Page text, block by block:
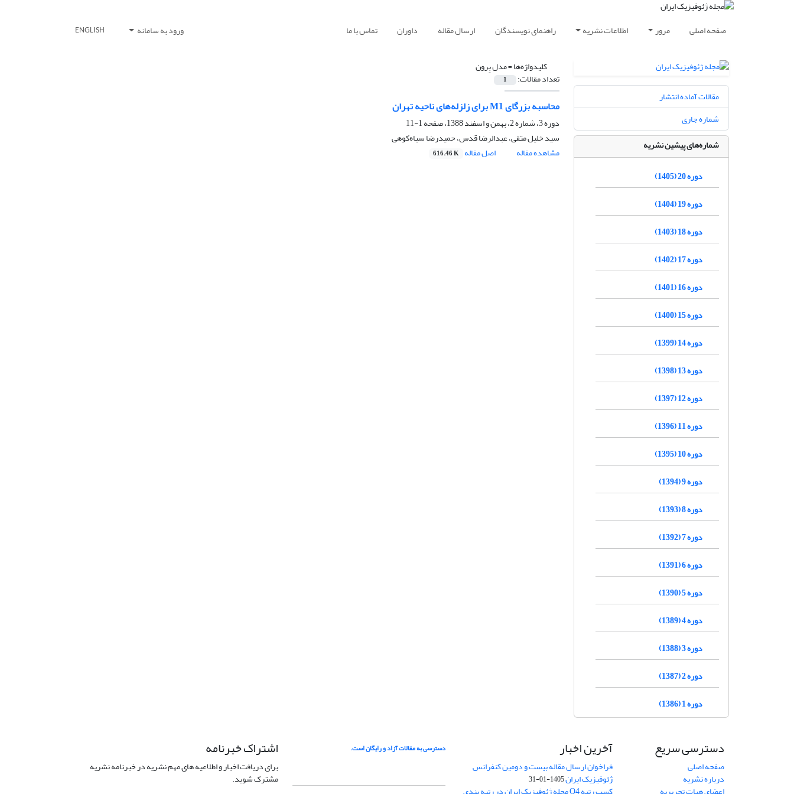
صفحه اصلی مرور اطلاعات نشریه راهنمای نویسندگان ارسال مقاله داوران تماس با ما ورود به سامانه ENGLISH
کلیدواژه‌ها =مدل بِرون
تعداد مقالات: 1
محاسبه بزرگای M1 برای زلزله‌های ناحیه تهران
دوره 3، شماره 2، بهمن و اسفند 1388، صفحه
1-11
سید خلیل متقی، عبدالرضا قدس، حمیدرضا سیاه‌کوهی
مشاهده مقاله
اصل مقاله 616.46 K
مقالات آماده انتشار
شماره جاری
شماره‌های پیشین نشریه
دوره 20 (1405)
دوره 19 (1404)
دوره 18 (1403)
دوره 17 (1402)
دوره 16 (1401)
دوره 15 (1400)
دوره 14 (1399)
دوره 13 (1398)
دوره 12 (1397)
دوره 11 (1396)
دوره 10 (1395)
دوره 9 (1394)
دوره 8 (1393)
دوره 7 (1392)
دوره 6 (1391)
دوره 5 (1390)
دوره 4 (1389)
دوره 3 (1388)
دوره 2 (1387)
دوره 1 (1386)
دسترسی سریع
صفحه اصلی
درباره نشریه
آخرین اخبار
فراخوان ارسال مقاله بیست و دومین کنفرانس
ژئوفیزیک ایران1405-01-31
دسترسی به مقالات آزاد و رایگان است. اشتراک خبرنامه
برای دریافت اخبار و اطلاعیه های مهم نشریه در خبرنامه نشریه
مشترک شوید.